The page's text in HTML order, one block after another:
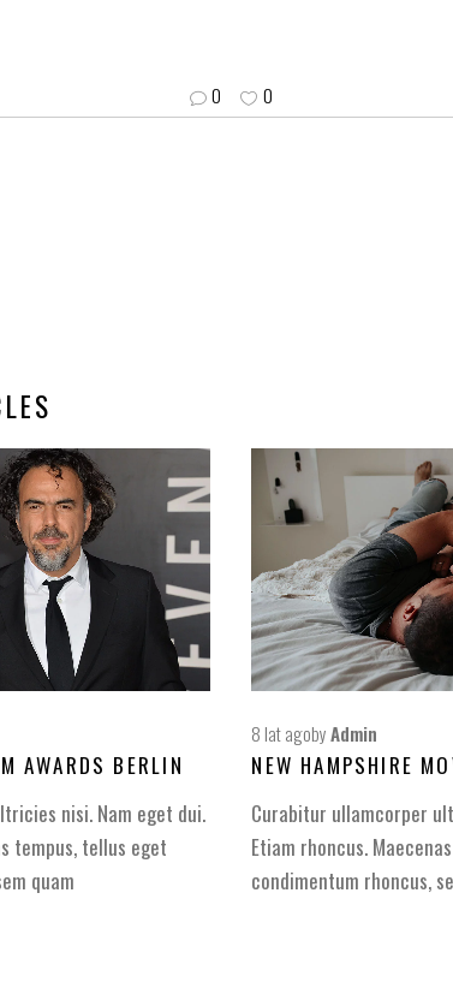
0 0
AWARDS BERLIN
nisi. Nam eget dui.
tempus, tellus eget
quam
8 lat agobyAdmin
NEW HAMPSHIRE
Curabitur ullamcorper
Etiam rhoncus.
condimentum rhoncus,